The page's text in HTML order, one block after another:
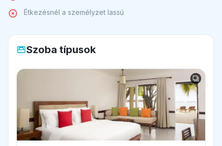
Étkezésnél a személyzet lassú
Szoba típusok